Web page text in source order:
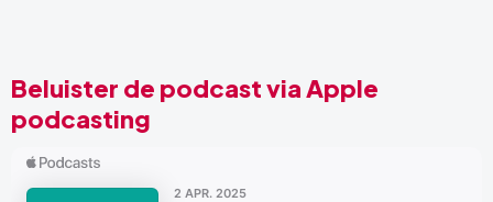
Beluister de podcast via Apple
podcasting